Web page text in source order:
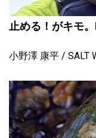
止める！がキモ
小野澤 康平 SALT